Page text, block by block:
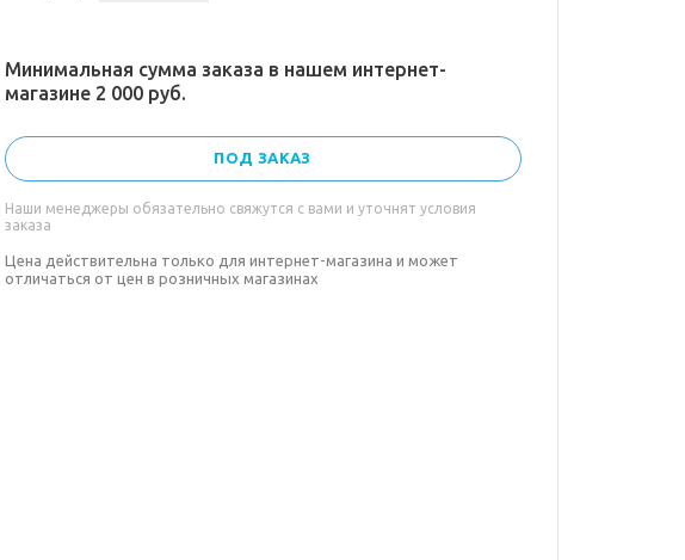
Минимальная сумма заказа в нашем интернет-
магазине 2 000 руб.
ПОД ЗАКАЗ
Наши менеджеры обязательно свяжутся с вами и уточнят условия
заказа
Цена действительна только для интернет-магазина и может
отличаться от цен в розничных магазинах